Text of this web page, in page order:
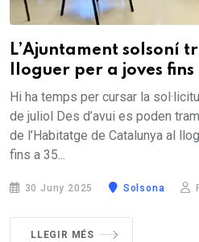
L’Ajuntament solsoní
lloguer per a joves fins
Hi ha temps per cursar la
de juliol Des d’avui es poden
de l’Habitatge de Catalunya al
fins a 35...
30 Juny 2025 Solsona
LLEGIR MÉS